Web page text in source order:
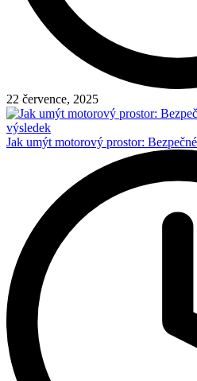
22 července, 2025
Jak umýt motorový prostor: